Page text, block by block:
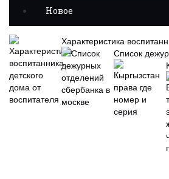
Новое
Характеристика
Список